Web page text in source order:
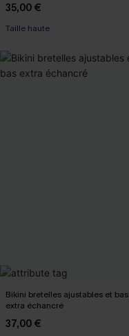
35,00 €
Taille haute
Bikini bretelles ajustables et bas
extra échancré
37,00 €